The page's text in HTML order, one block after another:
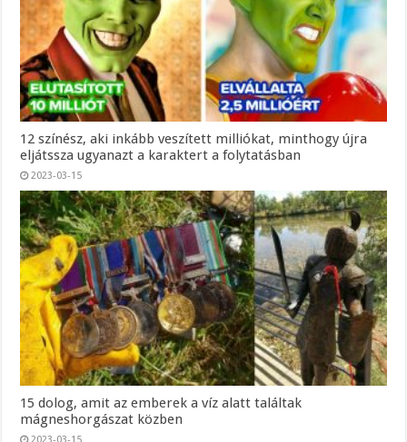
12 színész, aki inkább veszített milliókat, minthogy újra
eljátssza ugyanazt a karaktert a folytatásban
2023-03-15
15 dolog, amit az emberek a víz alatt találtak
mágneshorgászat közben
2023-03-15